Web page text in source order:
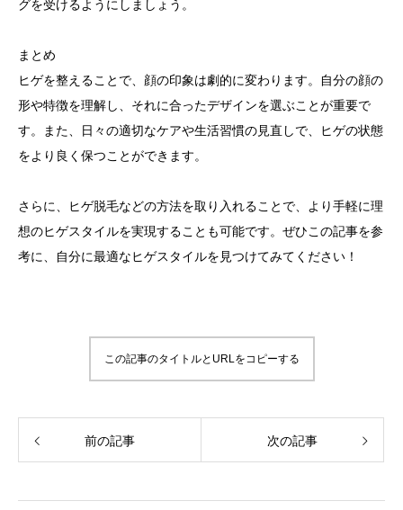
グを受けるようにしましょう。
まとめ
ヒゲを整えることで、顔の印象は劇的に変わります。自分の顔の
形や特徴を理解し、それに合ったデザインを選ぶことが重要で
す。また、日々の適切なケアや生活習慣の見直しで、ヒゲの状態
をより良く保つことができます。
さらに、ヒゲ脱毛などの方法を取り入れることで、より手軽に理
想のヒゲスタイルを実現することも可能です。ぜひこの記事を参
考に、自分に最適なヒゲスタイルを見つけてみてください！
この記事のタイトルとURLをコピーする
前の記事 次の記事